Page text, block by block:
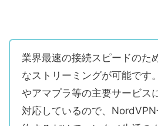
業界最速の接続スピードのた
なストリーミングが可能です
やアマプラ等の主要サービス
対応しているので、NordVPN